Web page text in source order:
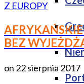
AFRYKAŃSKIE
BEZ
on 22 sierpnia 2017